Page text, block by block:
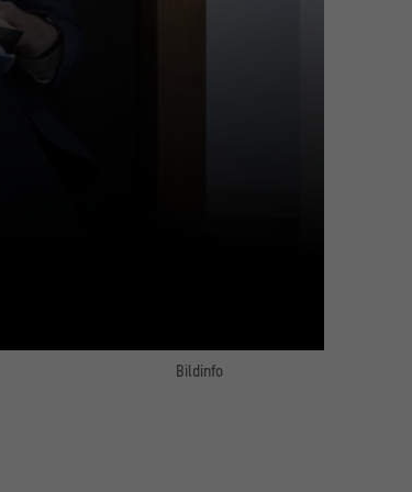
Bildinfo